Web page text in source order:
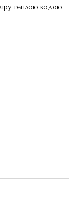
теплою водою.